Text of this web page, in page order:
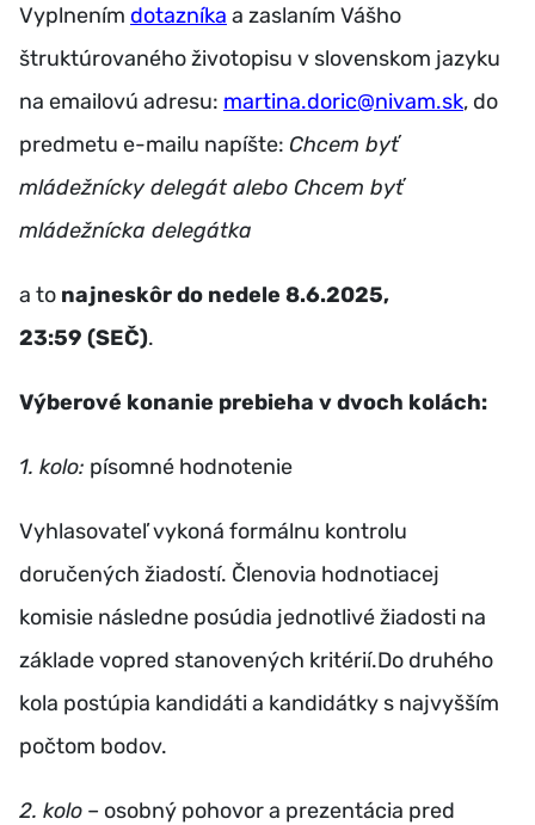
Vyplnením dotazníka a zaslaním Vášho
štruktúrovaného životopisu v slovenskom jazyku
na emailovú adresu: martina.doric@nivam.sk, do
predmetu e-mailu napíšte: Chcem byť
mládežnícky delegát alebo Chcem byť
mládežnícka delegátka
a to najneskôr do nedele 8.6.2025,
23:59 (SEČ).
Výberové konanie prebieha v dvoch kolách:
1. kolo: písomné hodnotenie
Vyhlasovateľ vykoná formálnu kontrolu
doručených žiadostí. Členovia hodnotiacej
komisie následne posúdia jednotlivé žiadosti na
základe vopred stanovených kritérií.Do druhého
kola postúpia kandidáti a kandidátky s najvyšším
počtom bodov.
2. kolo – osobný pohovor a prezentácia pred